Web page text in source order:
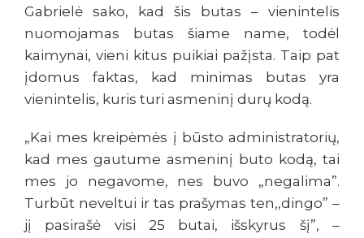
Gabrielė sako, kad šis butas – vienintelis
nuomojamas butas šiame name, todėl
kaimynai, vieni kitus puikiai pažįsta. Taip pat
įdomus faktas, kad minimas butas yra
vienintelis, kuris turi asmeninį durų kodą.
„Kai mes kreipėmės į būsto administratorių,
kad mes gautume asmeninį buto kodą, tai
mes jo negavome, nes buvo „negalima”.
Turbūt neveltui ir tas prašymas ten,,dingo” –
jį pasirašė visi 25 butai, išskyrus šį”, –